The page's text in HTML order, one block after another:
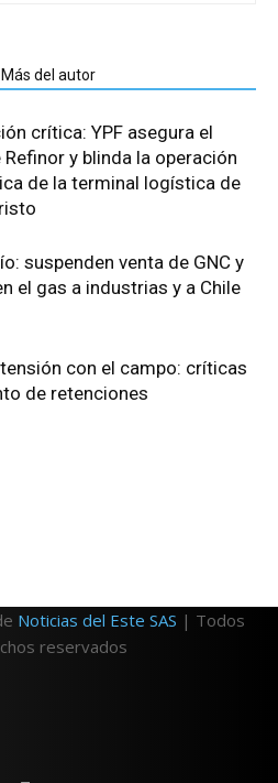
Más del autor
crítica: YPF asegura el
Refinor y blinda la operación
de la terminal logística de
suspenden venta de GNC y
el gas a industrias y a Chile
con el campo: críticas
de retenciones
Noticias del Este SAS | Todos
reservados